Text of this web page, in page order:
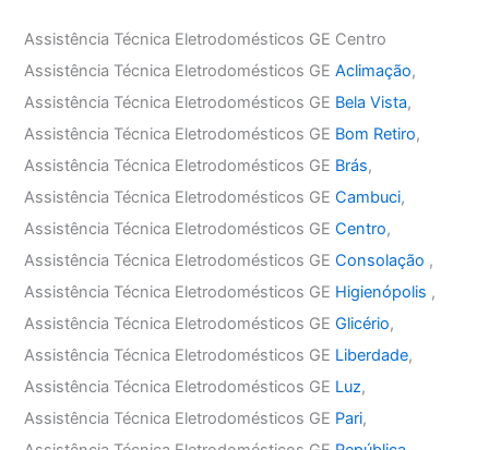
Assistência Técnica Eletrodomésticos GE Centro
Assistência Técnica Eletrodomésticos GEAclimação,
Assistência Técnica Eletrodomésticos GE Bela Vista,
Assistência Técnica Eletrodomésticos GE Bom Retiro,
Assistência Técnica Eletrodomésticos GE Brás,
Assistência Técnica Eletrodomésticos GECambuci,
Assistência Técnica Eletrodomésticos GECentro,
Assistência Técnica Eletrodomésticos GEConsolação ,
Assistência Técnica Eletrodomésticos GE Higienópolis ,
Assistência Técnica Eletrodomésticos GEGlicério,
Assistência Técnica Eletrodomésticos GE Liberdade,
Assistência Técnica Eletrodomésticos GE Luz,
Assistência Técnica Eletrodomésticos GE Pari,